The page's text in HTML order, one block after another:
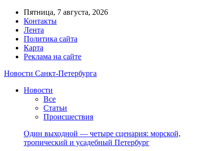
Пятница, 7 августа, 2026
Контакты
Лента
Политика сайта
Карта
Реклама на сайте
Новости Санкт-Петербурга
Новости
Все
Статьи
Происшествия
Один выходной — четыре сценария: морской,
тропический и усадебный Петербург